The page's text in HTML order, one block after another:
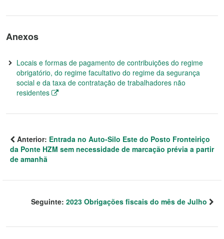
Anexos
Locais e formas de pagamento de contribuições do regime
obrigatório, do regime facultativo do regime da segurança
social e da taxa de contratação de trabalhadores não
residentes
Anterior: Entrada no Auto-Silo Este do Posto Fronteiriço
da Ponte HZM sem necessidade de marcação prévia a partir
de amanhã
Seguinte: 2023 Obrigações fiscais do mês de Julho